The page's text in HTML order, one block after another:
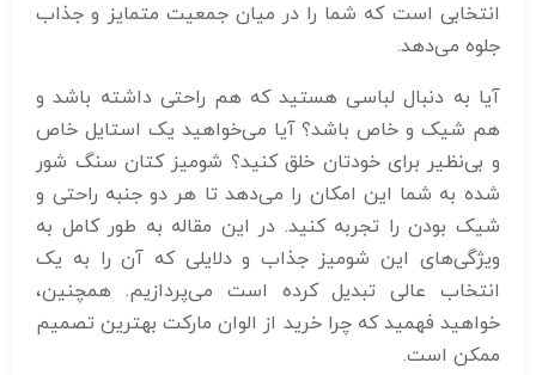
انتخابی است که شما را در میان جمعیت متمایز و جذاب
جلوه می‌دهد.
آیا به دنبال لباسی هستید که هم راحتی داشته باشد و
هم شیک و خاص باشد؟ آیا می‌خواهید یک استایل خاص
و بی‌نظیر برای خودتان خلق کنید؟ شومیز کتان سنگ شور
شده به شما این امکان را می‌دهد تا هر دو جنبه راحتی و
شیک بودن را تجربه کنید. در این مقاله به طور کامل به
ویژگی‌های این شومیز جذاب و دلایلی که آن را به یک
انتخاب عالی تبدیل کرده است می‌پردازیم. همچنین،
خواهید فهمید که چرا خرید از الوان مارکت بهترین تصمیم
ممکن است.